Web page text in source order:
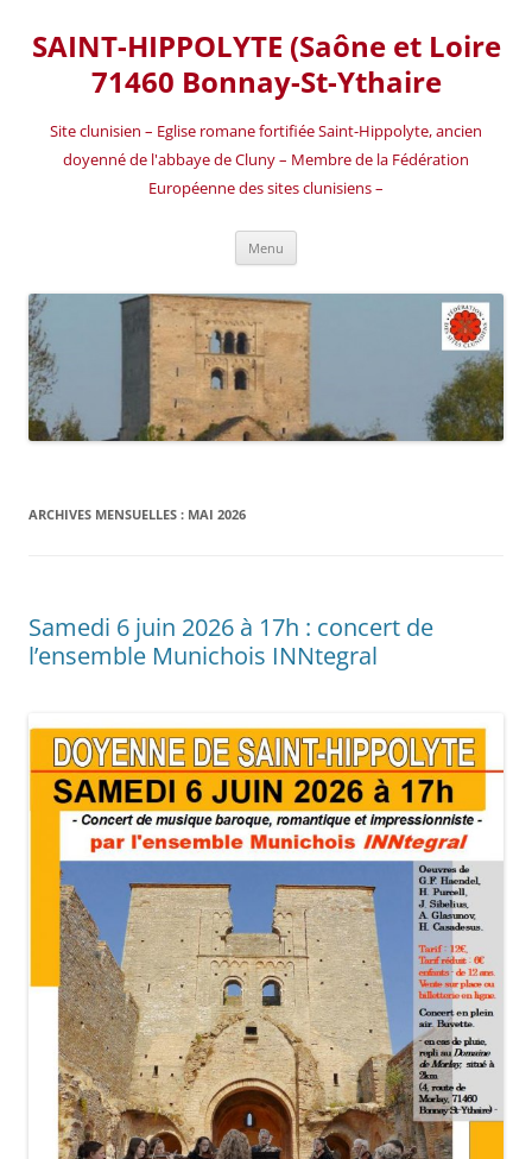
SAINT-HIPPOLYTE (Saône et Loire
71460 Bonnay-St-Ythaire
Site clunisien – Eglise romane fortifiée Saint-Hippolyte, ancien
doyenné de l'abbaye de Cluny – Membre de la Fédération
Européenne des sites clunisiens –
Menu
ARCHIVES MENSUELLES : MAI 2026
Samedi 6 juin 2026 à 17h : concert de
l’ensemble Munichois INNtegral